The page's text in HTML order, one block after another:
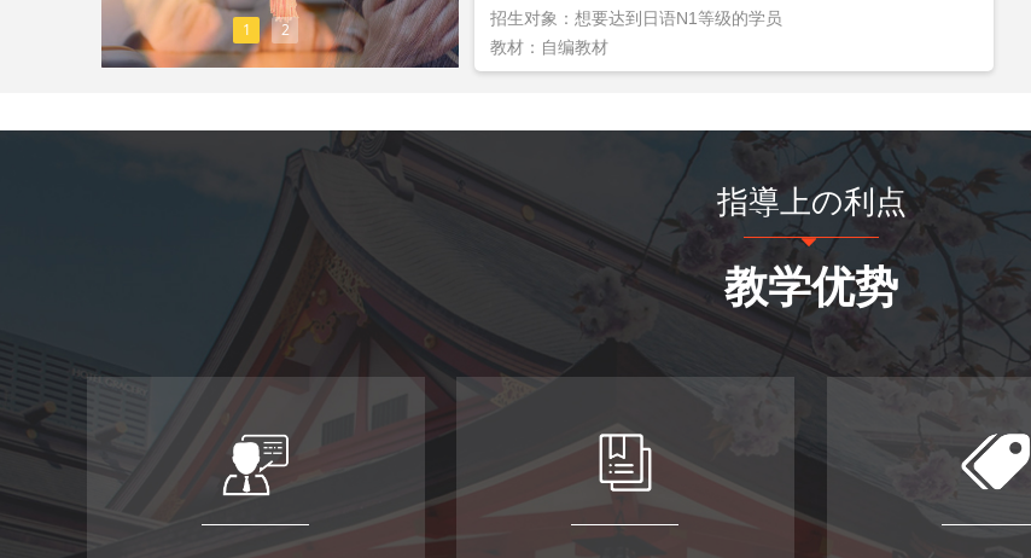
教材：自编教材
招生对象：想要达到日语N1等级的学员
1 2
指導上の利点
뀓
教学优势